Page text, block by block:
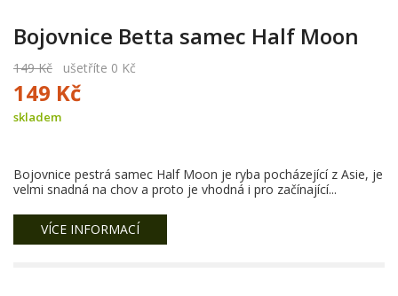
Bojovnice Betta samec Half Moon
149 Kč ušetříte 0 Kč
149 Kč
skladem
Bojovnice pestrá samec Half Moon je ryba pocházející z Asie, je
velmi snadná na chov a proto je vhodná i pro začínající...
VÍCE INFORMACÍ